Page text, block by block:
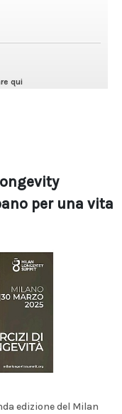
per una vita
edizione del Milan